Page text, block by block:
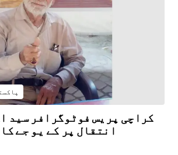
کراچی پریس فوٹوگرافر سید
انتقال پر کے یو جے